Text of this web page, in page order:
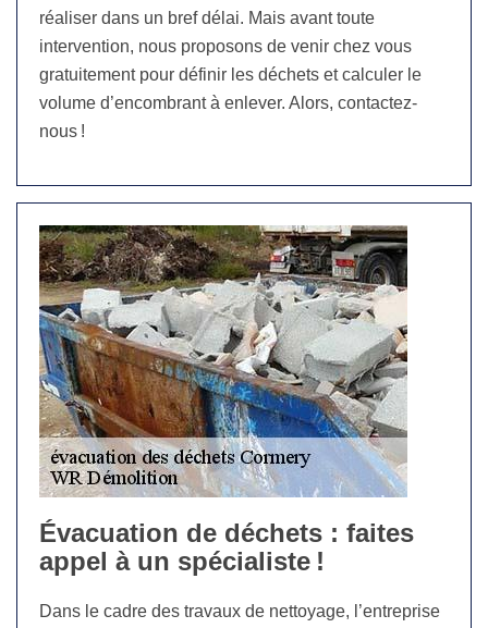
réaliser dans un bref délai. Mais avant toute
intervention, nous proposons de venir chez vous
gratuitement pour définir les déchets et calculer le
volume d’encombrant à enlever. Alors, contactez-
nous !
Évacuation de déchets : faites
appel à un spécialiste !
Dans le cadre des travaux de nettoyage, l’entreprise